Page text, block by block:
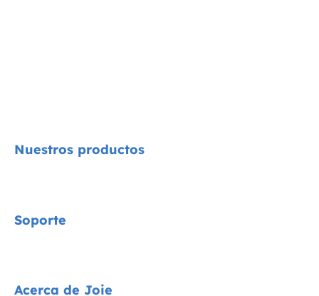
Nuestros productos
Soporte
Acerca de Joie